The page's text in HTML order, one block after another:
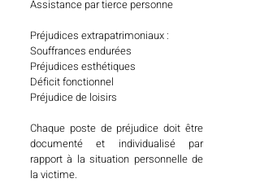
Assistance par tierce personne
Préjudices extrapatrimoniaux :
Souffrances endurées
Préjudices esthétiques
Déficit fonctionnel
Préjudice de loisirs
Chaque poste de préjudice doit être
documenté et individualisé par
rapport à la situation personnelle de
la victime.